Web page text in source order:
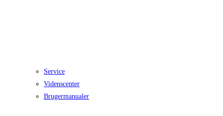
Service
Videnscenter
Brugermanualer